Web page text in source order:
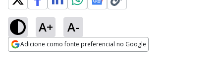
A+ A-
Adicione como fonte preferencial no Google